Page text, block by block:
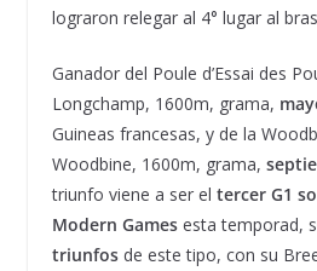
lograron relegar al 4° lugar al
Ganador del Poule d’Essai des
Longchamp, 1600m, grama,
Guineas francesas, y de la
Woodbine, 1600m, grama,
triunfo viene a ser el tercer G1
Modern Gamesesta temporad,
triunfosde este tipo, con su